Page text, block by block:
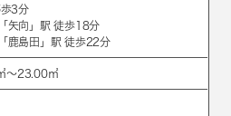
3分
「 矢向 」駅 徒歩18分
「 鹿島田 」駅 徒歩22分
～23.00㎡